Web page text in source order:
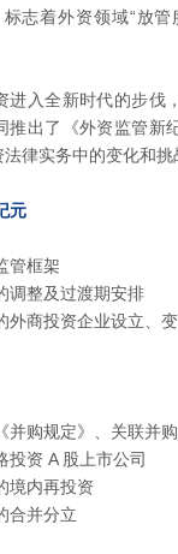
志着外资领域“放
进入全新时代的步伐
推出了《外资监管新
律实务中的变化和挑
元
管框架
调整及过渡期安排
外商投资企业设立、
购规定》、关联并
投资 A 股上市公司
境内再投资
合并分立